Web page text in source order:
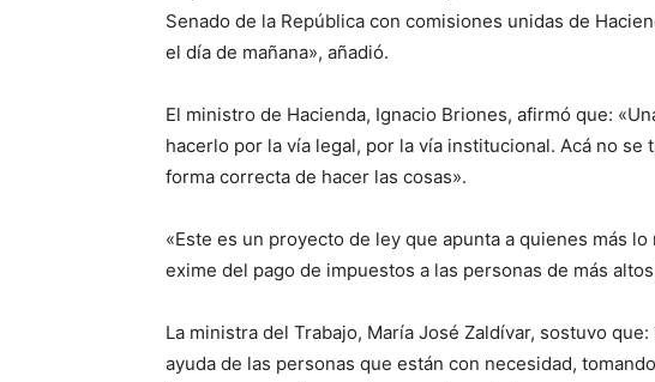
Senado de la República con comisiones unidas de
el día de mañana», añadió.
El ministro de Hacienda, Ignacio Briones, afirmó que:
hacerlo por la vía legal, por la vía institucional. Acá no se
forma correcta de hacer las cosas».
«Este es un proyecto de ley que apunta a quienes más
exime del pago de impuestos a las personas de más
La ministra del Trabajo, María José Zaldívar, sostuvo
ayuda de las personas que están con necesidad,